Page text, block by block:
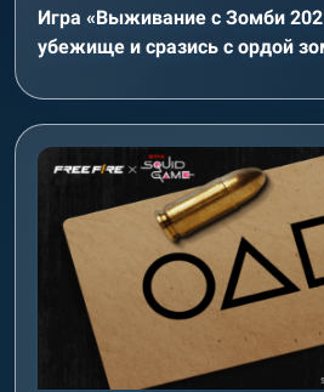
Игра «Выживание с Зомби
убежище и сразись с ордой